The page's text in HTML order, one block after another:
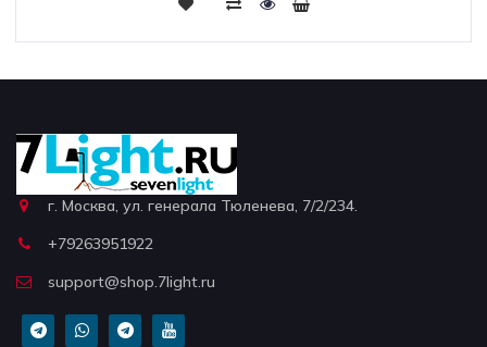
г. Москва, ул. генерала Тюленева, 7/2/234.
+79263951922
support@shop.7light.ru